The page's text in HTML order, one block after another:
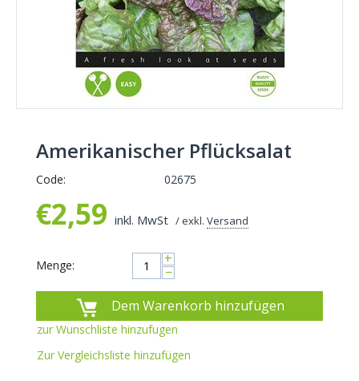
Amerikanischer Pflücksalat
Code: 02675
€2,59 inkl. MwSt / exkl. Versand
Menge: +
−
Dem Warenkorb hinzufügen
zur Wunschliste hinzufugen
Zur Vergleichsliste hinzufügen